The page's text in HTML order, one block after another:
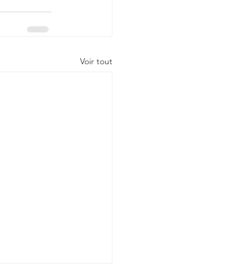
Voir tout